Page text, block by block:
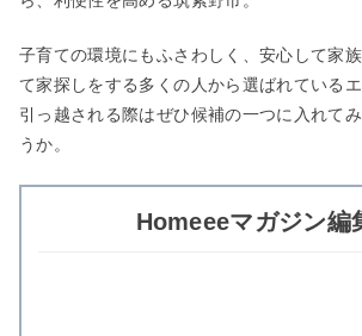
子育ての環境にもふさわしく、安心して家
て家探しをする多くの人から選ばれている
引っ越される際はぜひ候補の一つに入れて
うか。
Homeeeマガジン編